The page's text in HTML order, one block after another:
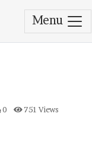
Menu
0 751 Views